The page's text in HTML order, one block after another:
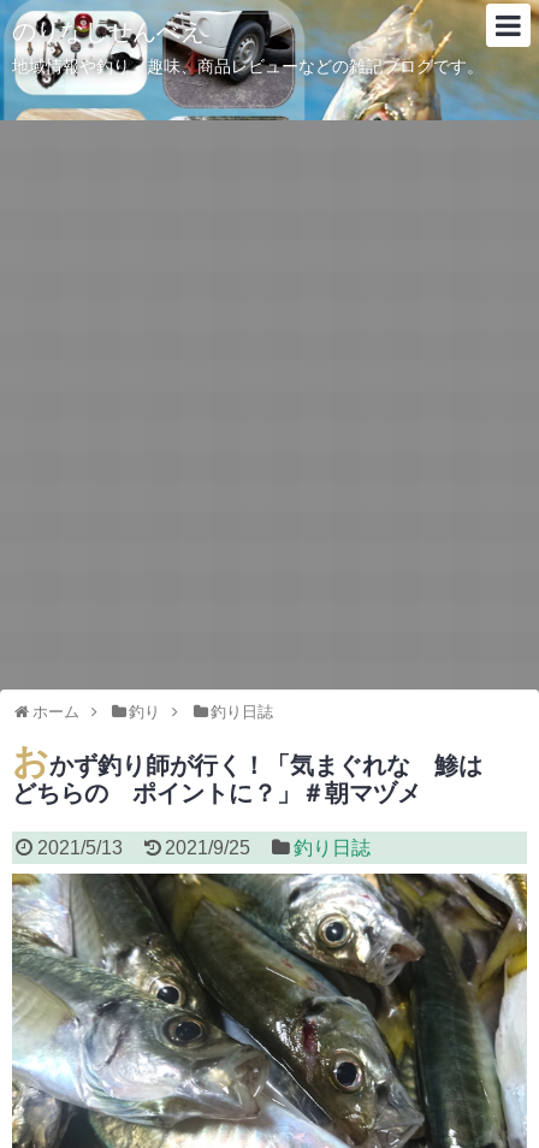
のりなしせんべえ
地域情報や釣り、趣味、商品レビューなどの雑記ブログです。
ホーム 釣り 釣り日誌
おかず釣り師が行く！「気まぐれな 鯵は
どちらの ポイントに？」＃朝マヅメ
2021/5/13 2021/9/25 釣り日誌